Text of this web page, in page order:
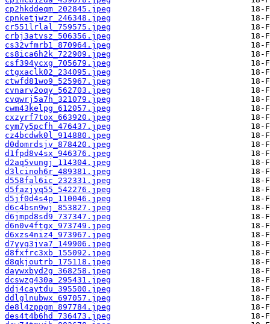
cp2hkddeqm_202845.jpeg
cpnketjwzr_246348.jpeg
cr551lrlal_759575.jpeg
crbj3atvsz_506356.jpeg
cs32vfmrb1_870964.jpeg
cs8ica6h2k_722909.jpeg
csf394ycxg_705679.jpeg
ctgxaclk02_234095.jpeg
ctwfd81wo9_525967.jpeg
cvnarv2oqy_562703.jpeg
cvqwrj5a7h_321079.jpeg
cwm43kelpg_612057.jpeg
cxzyrf7tox_663920.jpeg
cym7y5pcfh_476437.jpeg
cz4bcdwk0l_914880.jpeg
d0domrdsjv_878420.jpeg
d1fpd8v4sx_946376.jpeg
d2aq5vungj_114304.jpeg
d3lcinoh6r_489381.jpeg
d558fal6ic_232331.jpeg
d5fazjyq55_542276.jpeg
d5jf0d4s4p_110046.jpeg
d6c4bsn9wj_853827.jpeg
d6jmpd8sd9_737347.jpeg
d6n0v4ftgx_973749.jpeg
d6xzs4niz4_973967.jpeg
d7yyq3jva7_149906.jpeg
d8fxfrc3xb_155092.jpeg
d8qkjoutrb_175118.jpeg
daywxbyd2g_368258.jpeg
dcswzg430a_295431.jpeg
ddj4caytdu_395500.jpeg
ddlglnubwx_697057.jpeg
de8l4zppgm_897784.jpeg
des4t4b6hd_736473.jpeg